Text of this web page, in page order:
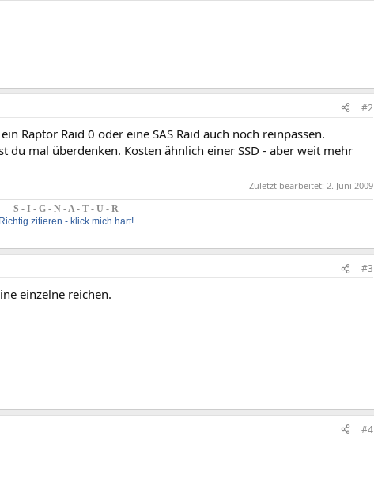
#2
Raptor Raid 0 oder eine SAS Raid auch noch reinpassen.
du mal überdenken. Kosten ähnlich einer SSD - aber weit mehr
Zuletzt bearbeitet: 2. Juni 2009
S - I - G - N - A - T - U - R
Richtig zitieren - klick mich hart!
#3
einzelne reichen.
#4